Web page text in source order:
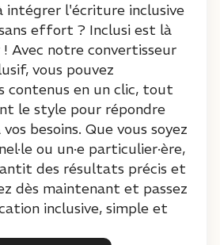
intégrer l'écriture inclusive
effort ? Inclusi est là
Avec notre convertisseur
vous pouvez
contenus en un clic, tout
le style pour répondre
besoins. Que vous soyez
ou un·e particulier·ère,
des résultats précis et
dès maintenant et passez
inclusive, simple et